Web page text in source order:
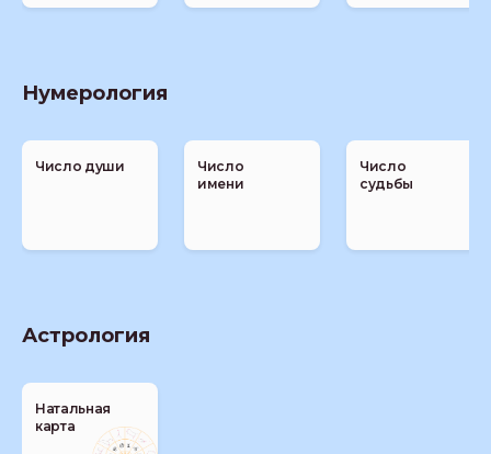
Нумерология
Число души
Число
имени
Число
судьбы
Астрология
Натальная
карта